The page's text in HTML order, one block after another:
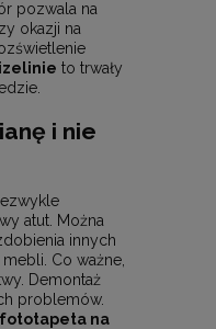
pozwala na
okazji na
to trwały
i nie
atut. Można
innych
Co ważne,
Demontaż
problemów.
fototapeta na